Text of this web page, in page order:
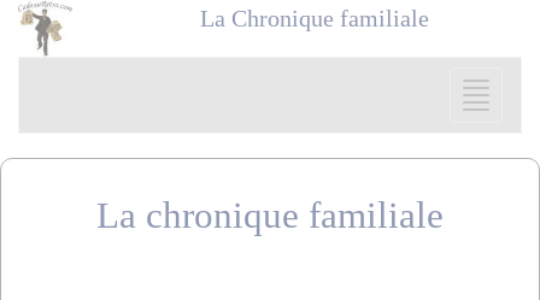
La Chronique familiale
La chronique familiale
Panneau de gestion des cookies